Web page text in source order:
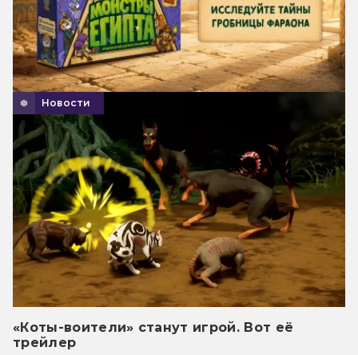
Новости
«Коты-воители» станут игрой. Вот её
трейлер